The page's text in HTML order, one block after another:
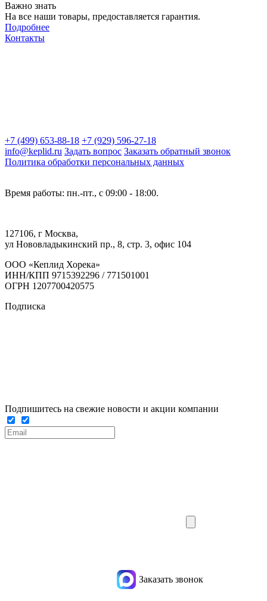
Важно знать
На все наши товары, предоставляется гарантия.
Подробнее
Контакты
+7 (499) 653-88-18 +7 (929) 596-27-18
info@keplid.ru Задать вопрос Заказать обратный звонок
Политика обработки персональных данных
Время работы: пн.-пт., с 09:00 - 18:00.
127106, г Москва,
ул Нововладыкинский пр., 8, стр. 3, офис 104
ООО «Кеплид Хорека»
ИНН/КПП 9715392296 / 771501001
ОГРН 1207700420575
Подписка
Подпишитесь на свежие новости и акции компании
Заказать звонок